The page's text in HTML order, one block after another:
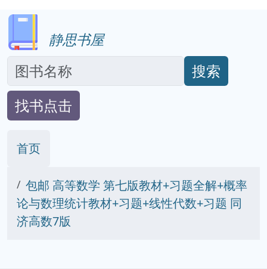
静思书屋
搜索
找书点击
首页
包邮 高等数学 第七版教材+习题全解+概率
论与数理统计教材+习题+线性代数+习题 同
济高数7版